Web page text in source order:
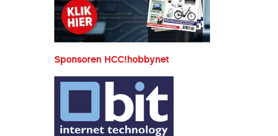
Sponsoren HCC!hobbynet